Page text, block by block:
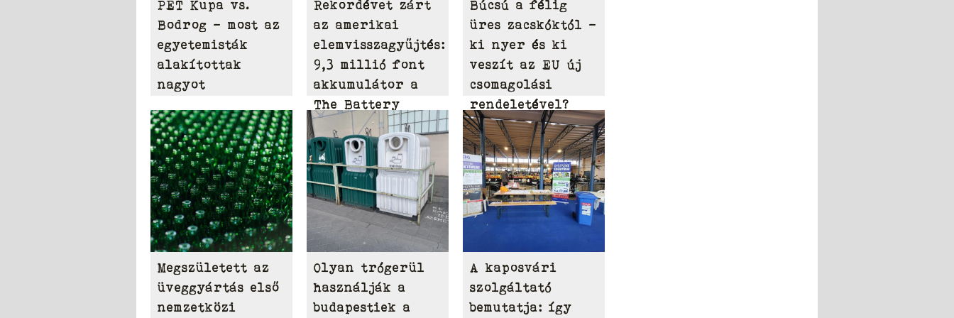
PET Kupa vs.
Bodrog – most az
egyetemisták
alakítottak
nagyot
Rekordévet zárt
az amerikai
elemvisszagyűjtés:
9,3 millió font
akkumulátor a
The Battery
Network 2025-ös
mérlegében
Búcsú a félig
üres zacskóktól –
ki nyer és ki
veszít az EU új
csomagolási
rendeletével?
Megszületett az
üveggyártás első
nemzetközi
Olyan trógerül
használják a
budapestiek a
A kaposvári
szolgáltató
bemutatja: így